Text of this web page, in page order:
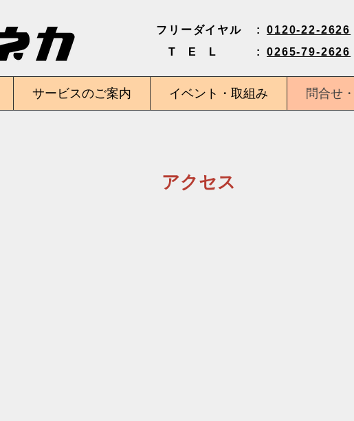
フリーダイヤル
T
E L
:
:
0120-22-2626
0265-79-2626
サービスのご案内 イベント・取組み 問合せ
​アクセス